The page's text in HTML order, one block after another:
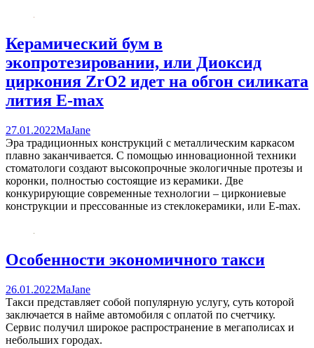
Керамический бум в
экопротезировании, или Диоксид
циркония ZrO2 идет на обгон силиката
лития E-maх
27.01.2022MaJane
Эра традиционных конструкций с металлическим каркасом
плавно заканчивается. С помощью инновационной техники
стоматологи создают высокопрочные экологичные протезы и
коронки, полностью состоящие из керамики. Две
конкурирующие современные технологии – циркониевые
конструкции и прессованные из стеклокерамики, или Е-max.
Особенности экономичного такси
26.01.2022MaJane
Такси представляет собой популярную услугу, суть которой
заключается в найме автомобиля с оплатой по счетчику.
Сервис получил широкое распространение в мегаполисах и
небольших городах.